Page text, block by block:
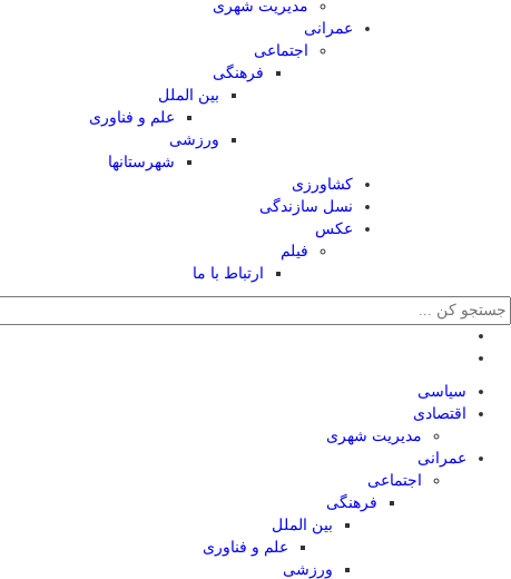
مدیریت شهری
عمرانی
اجتماعی
فرهنگی
بین الملل
علم و فناوری
ورزشی
شهرستانها
کشاورزی
نسل سازندگی
عکس
فیلم
ارتباط با ما
سیاسی
اقتصادی
مدیریت شهری
عمرانی
اجتماعی
فرهنگی
بین الملل
علم و فناوری
ورزشی